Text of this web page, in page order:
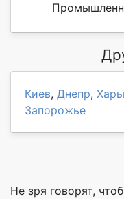
Киев, Днепр,
Запорожье
Не зря говорят,